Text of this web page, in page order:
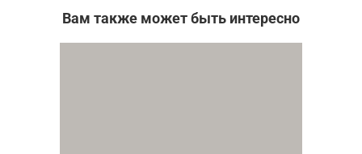
Вам также может быть интересно